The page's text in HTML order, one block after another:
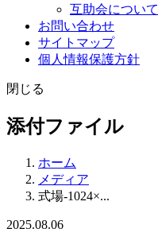
互助会について
お問い合わせ
サイトマップ
個人情報保護方針
閉じる
添付ファイル
ホーム
メディア
式場-1024×...
2025.08.06